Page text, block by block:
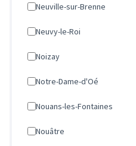
Neuville-sur-Brenne
Neuvy-le-Roi
Noizay
Notre-Dame-d'Oé
Nouans-les-Fontaines
Nouâtre